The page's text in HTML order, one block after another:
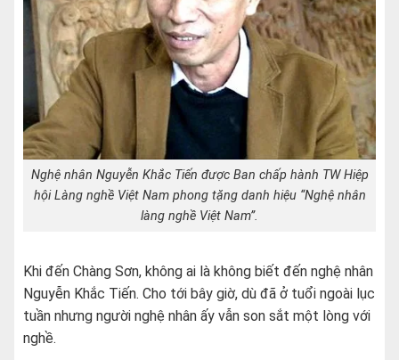
Nghệ nhân Nguyễn Khắc Tiến được Ban chấp hành TW Hiệp
hội Làng nghề Việt Nam phong tặng danh hiệu “Nghệ nhân
làng nghề Việt Nam”.
Khi đến Chàng Sơn, không ai là không biết đến nghệ nhân
Nguyễn Khắc Tiến. Cho tới bây giờ, dù đã ở tuổi ngoài lục
tuần nhưng người nghệ nhân ấy vẫn son sắt một lòng với
nghề.